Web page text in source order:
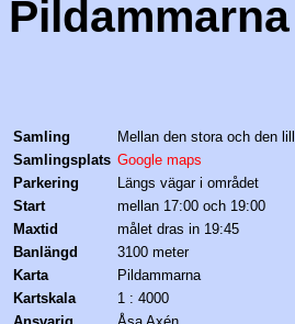
Pildammarna
Samling
Mellan den stora och den
Samlingsplats Google maps
Parkering
Längs vägar i området
Start
mellan 17:00 och 19:00
Maxtid
målet dras in 19:45
Banlängd
3100 meter
Karta
Pildammarna
Kartskala
1 : 4000